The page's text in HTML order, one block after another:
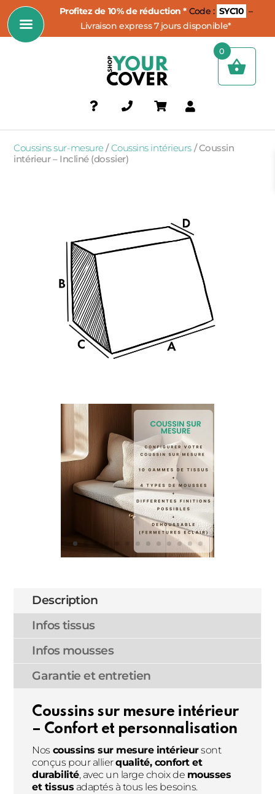
Profitez de 10% de réduction * Code : SYC10 –
Livraison express 7 jours disponible*
Coussins sur-mesure/ Coussins intérieurs /Coussin
intérieur – Incliné (dossier)
Description
Infos tissus
Infos mousses
Garantie et entretien
Coussins sur mesure intérieur
– Confort et personnalisation
Nos coussins sur mesure intérieursont
conçus pour allierqualité, confort et
durabilité, avec un large choix de mousses
et tissus adaptés à tous les besoins.
0